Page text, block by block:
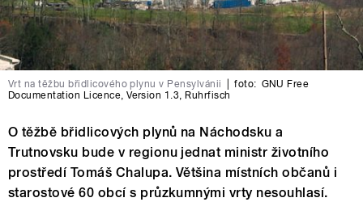
Vrt na těžbu břidlicového plynu v Pensylvánii foto: GNU Free
Documentation Licence, Version 1.3, Ruhrfisch
O těžbě břidlicových plynů na Náchodsku a
Trutnovsku bude v regionu jednat ministr životního
prostředí Tomáš Chalupa. Většina místních občanů i
starostové 60 obcí s průzkumnými vrty nesouhlasí.